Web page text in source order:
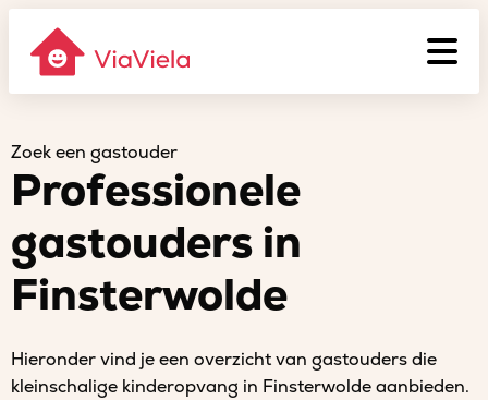
Zoek een gastouder
Professionele
gastouders in
Finsterwolde
Hieronder vind je een overzicht van gastouders die
kleinschalige kinderopvang in Finsterwolde aanbieden.